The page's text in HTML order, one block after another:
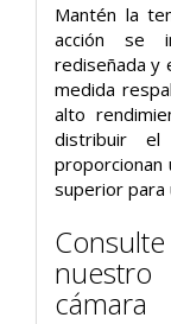
Mantén la
acción se
rediseñada y
medida
alto
distribuir
proporcionan
superior para
cámara